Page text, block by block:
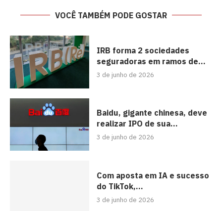
VOCÊ TAMBÉM PODE GOSTAR
IRB forma 2 sociedades
seguradoras em ramos de...
3 de junho de 2026
Baidu, gigante chinesa, deve
realizar IPO de sua...
3 de junho de 2026
Com aposta em IA e sucesso
do TikTok,...
3 de junho de 2026